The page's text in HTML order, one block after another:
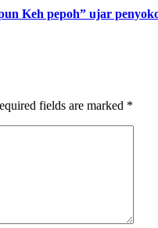
Keh pepoh” ujar
fields are marked *